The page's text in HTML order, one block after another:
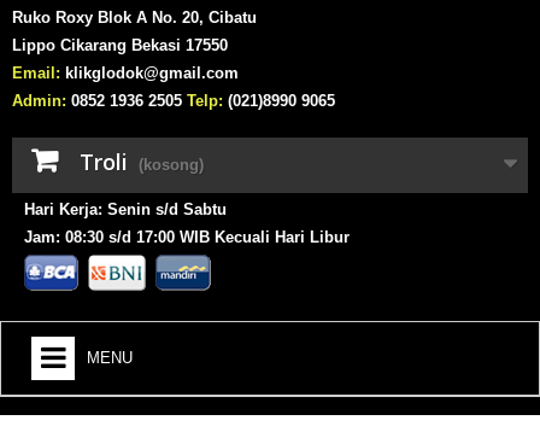
Ruko Roxy Blok A No. 20, Cibatu
Lippo Cikarang Bekasi 17550
Email: klikglodok@gmail.com
Admin: 0852 1936 2505 Telp: (021)8990 9065
Troli (kosong)
Hari Kerja: Senin s/d Sabtu
Jam: 08:30 s/d 17:00 WIB Kecuali Hari Libur
MENU